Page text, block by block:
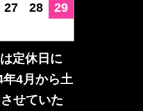
27 28
29
定休日に
4月から土
せていた